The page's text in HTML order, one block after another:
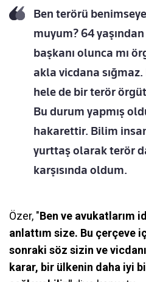
Ben terörü
muyum? 64
başkanı olunca mı
akla vicdana
hele de bir terör
Bu durum yapmış
hakarettir. Bilim
yurttaş olarak terör
karşısında oldum.
Özer, "Ben ve avukatlarım
anlattım size. Bu çerçeve
sonraki söz sizin ve
karar, bir ülkenin daha iyi